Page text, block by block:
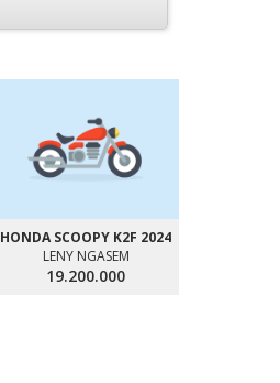
HONDA SCOOPY K2F 2024
LENY NGASEM
19.200.000